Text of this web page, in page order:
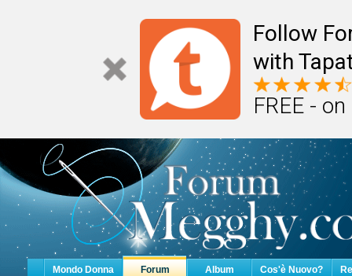
Follow
with
FREE -
Mondo Donna Forum Album Cos'è Nuovo?